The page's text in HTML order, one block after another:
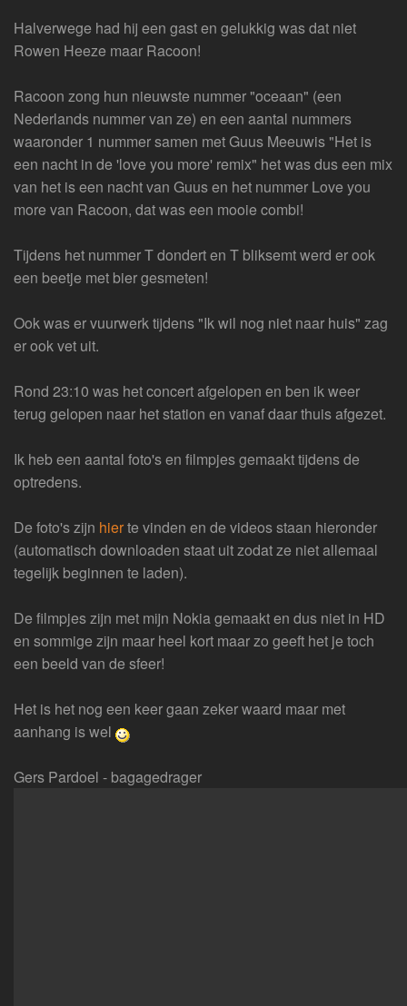
Halverwege had hij een gast en gelukkig was dat niet
Rowen Heeze maar Racoon!
Racoon zong hun nieuwste nummer "oceaan" (een
Nederlands nummer van ze) en een aantal nummers
waaronder 1 nummer samen met Guus Meeuwis "Het is
een nacht in de 'love you more' remix" het was dus een mix
van het is een nacht van Guus en het nummer Love you
more van Racoon, dat was een mooie combi!
Tijdens het nummer T dondert en T bliksemt werd er ook
een beetje met bier gesmeten!
Ook was er vuurwerk tijdens "Ik wil nog niet naar huis" zag
er ook vet uit.
Rond 23:10 was het concert afgelopen en ben ik weer
terug gelopen naar het station en vanaf daar thuis afgezet.
Ik heb een aantal foto's en filmpjes gemaakt tijdens de
optredens.
De foto's zijn hierte vinden en de videos staan hieronder
(automatisch downloaden staat uit zodat ze niet allemaal
tegelijk beginnen te laden).
De filmpjes zijn met mijn Nokia gemaakt en dus niet in HD
en sommige zijn maar heel kort maar zo geeft het je toch
een beeld van de sfeer!
Het is het nog een keer gaan zeker waard maar met
aanhang is wel
Gers Pardoel - bagagedrager